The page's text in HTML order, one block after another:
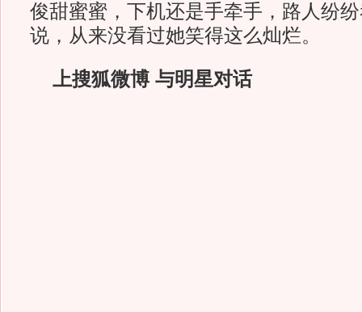
俊甜蜜蜜，下机还是手牵手，路人纷
说，从来没看过她笑得这么灿烂。
上搜狐微博 与明星对话